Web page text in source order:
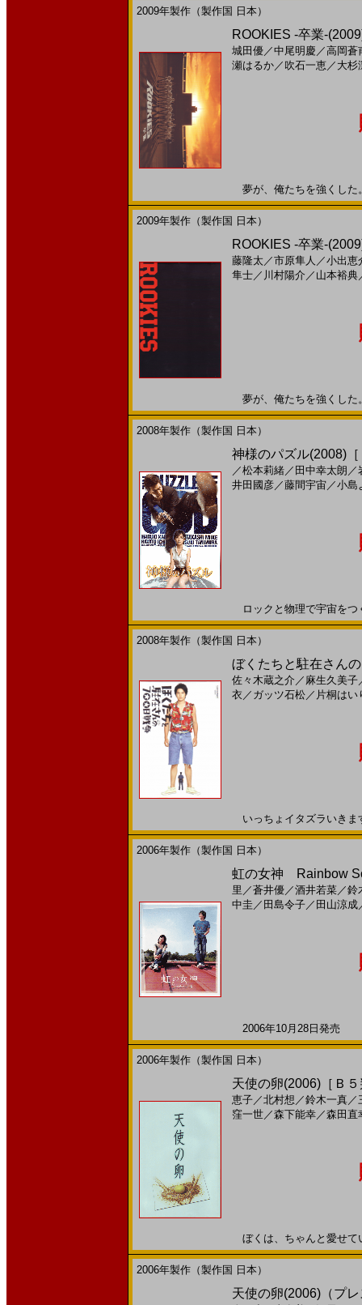
2009年製作（製作国 日本）
ROOKIES -卒業-
城田優／中尾明慶 ／高岡蒼
瀬はるか／ 吹石一恵／ 大杉
夢が、俺たちを強くし
2009年製作（製作国 日本）
ROOKIES -卒業-
藤隆太 ／市原隼人 ／小出恵
隼士／ 川村陽介 ／ 山本裕典
夢が、俺たちを強くし
2008年製作（製作国 日本）
神様のパズル(2008)
／松本莉緒／ 田中幸太朗 ／
井田國彦／藤間宇宙／小島
ロックと物理で宇宙を
2008年製作（製作国 日本）
ぼくたちと駐在さん
佐々木蔵之介 ／ 麻生久美子
衣 ／ ガッツ石松／ 片桐はい
いっちょイタズラいき
2006年製作（製作国 日本）
虹の女神 Rainbow
里 ／蒼井優／酒井若菜／鈴
中圭 ／ 田島令子／ 田山涼成
2006年10月28日発売
2006年製作（製作国 日本）
天使の卵(2006)［Ｂ
恵子／北村想 ／鈴木一真／
窪一世／森下能幸／森田直
ぼくは、ちゃんと愛せ
2006年製作（製作国 日本）
天使の卵(2006)（プ